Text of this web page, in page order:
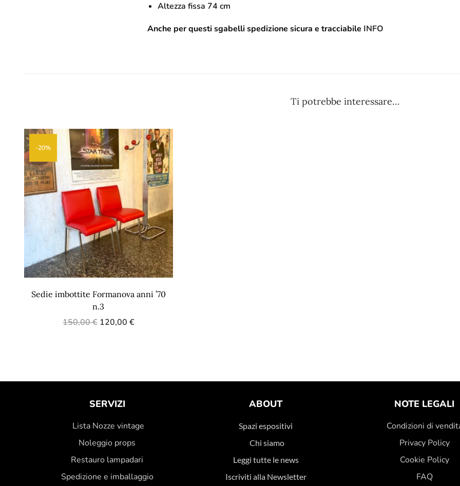
Altezza fissa 74 cm
Anche per questi sgabelli spedizione sicura e tracciabile INFO
Ti potrebbe interessare…
-20%
Sedie imbottite Formanova anni ’70
n.3
150,00€ 120,00 €
SERVIZI
Lista Nozze vintage
Noleggio props
Restauro lampadari
Spedizione e imballaggio
ABOUT
Spazi espositivi
Chi siamo
Leggi tutte le news
Iscriviti alla Newsletter
NOTE LEGALI
Condizioni di
Privacy Policy
Cookie Policy
FAQ